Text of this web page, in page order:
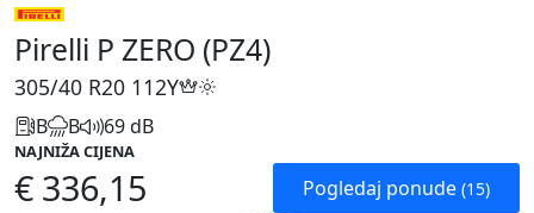
Pirelli P ZERO (PZ4)
305/40 R20 112Y
B B 69 dB
NAJNIŽA CIJENA
€ 336,15 Pogledaj ponude (15)